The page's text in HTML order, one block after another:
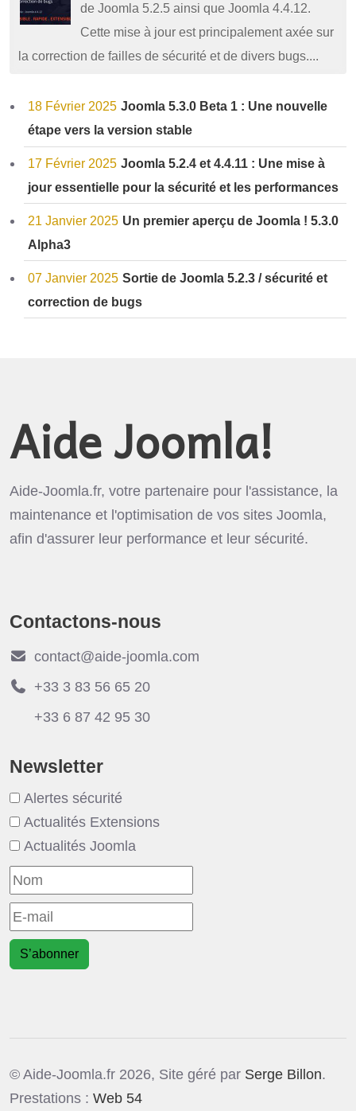
de Joomla 5.2.5 ainsi que Joomla 4.4.12.
Cette mise à jour est principalement axée sur
la correction de failles de sécurité et de divers bugs....
18 Février 2025 Joomla 5.3.0 Beta 1 : Une nouvelle
étape vers la version stable
17 Février 2025 Joomla 5.2.4 et 4.4.11 : Une mise à
jour essentielle pour la sécurité et les performances
21 Janvier 2025 Un premier aperçu de Joomla ! 5.3.0
Alpha3
07 Janvier 2025 Sortie de Joomla 5.2.3 / sécurité et
correction de bugs
Aide Joomla!
Aide-Joomla.fr, votre partenaire pour l'assistance, la
maintenance et l'optimisation de vos sites Joomla,
afin d'assurer leur performance et leur sécurité.
Contactons-nous
contact@aide-joomla.com
+33 3 83 56 65 20
+33 6 87 42 95 30
Newsletter
Alertes sécurité
Actualités Extensions
Actualités Joomla
S’abonner
© Aide-Joomla.fr 2026, Site géré par Serge Billon.
Prestations : Web 54